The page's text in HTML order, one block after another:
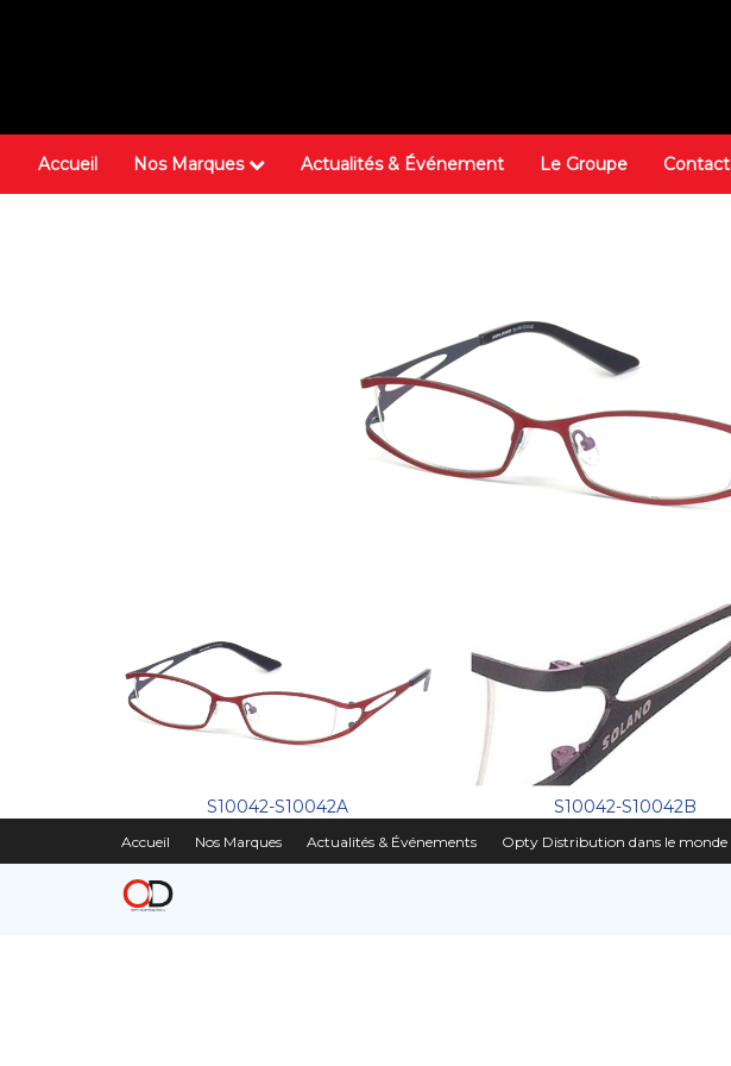
Accueil Nos Marques Actualités & Événement Le Groupe Contact
S10042-S10042A S10042-S10042B
Accueil Nos Marques Actualités & Événements Opty Distribution dans le monde